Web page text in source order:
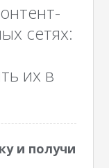
сетях:
их в
и получи